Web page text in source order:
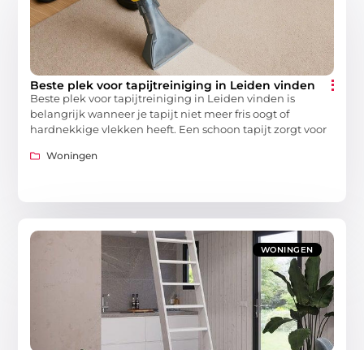
Beste plek voor tapijtreiniging in Leiden vinden
Beste plek voor tapijtreiniging in Leiden vinden is
belangrijk wanneer je tapijt niet meer fris oogt of
hardnekkige vlekken heeft. Een schoon tapijt zorgt voor
Woningen
WONINGEN